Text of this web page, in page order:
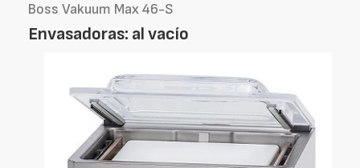
Boss Vakuum Max 46-S
Envasadoras: al vacío